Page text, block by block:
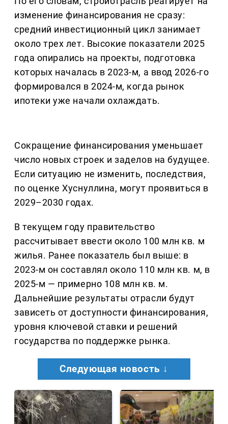
изменение финансирования не сразу:
средний инвестиционный цикл занимает
около трех лет. Высокие показатели 2025
года опирались на проекты, подготовка
которых началась в 2023-м, а ввод 2026-го
формировался в 2024-м, когда рынок
ипотеки уже начали охлаждать.
Сокращение финансирования уменьшает
число новых строек и заделов на будущее.
Если ситуацию не изменить, последствия,
по оценке Хуснуллина, могут проявиться в
2029–2030 годах.
В текущем году правительство
рассчитывает ввести около 100 млн кв. м
жилья. Ранее показатель был выше: в
2023-м он составлял около 110 млн кв. м, в
2025-м — примерно 108 млн кв. м.
Дальнейшие результаты отрасли будут
зависеть от доступности финансирования,
уровня ключевой ставки и решений
государства по поддержке рынка.
Следующая новость ↓